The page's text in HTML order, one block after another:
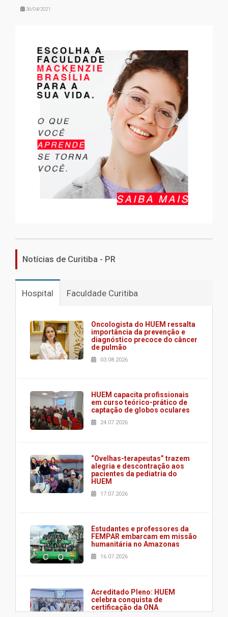
26/04/2021
Notícias de Curitiba - PR
Hospital Faculdade Curitiba
Oncologista do HUEM ressalta
importância da prevenção e
diagnóstico precoce do câncer
de pulmão
03.08.2026
HUEM capacita profissionais
em curso teórico-prático de
captação de globos oculares
24.07.2026
“Ovelhas-terapeutas” trazem
alegria e descontração aos
pacientes da pediatria do
HUEM
17.07.2026
Estudantes e professores da
FEMPAR embarcam em missão
humanitária no Amazonas
16.07.2026
Acreditado Pleno: HUEM
celebra conquista de
certificação da ONA